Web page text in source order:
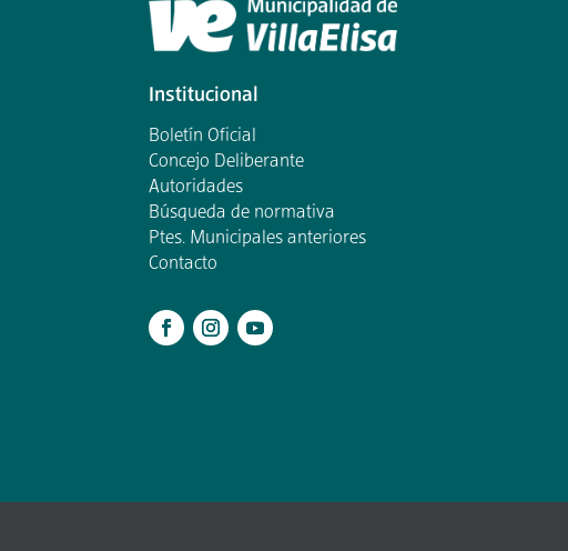
Institucional
Boletín Oficial
Concejo Deliberante
Autoridades
Búsqueda de normativa
Ptes. Municipales anteriores
Contacto